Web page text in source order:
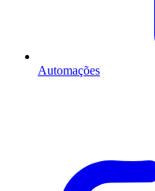
Automações